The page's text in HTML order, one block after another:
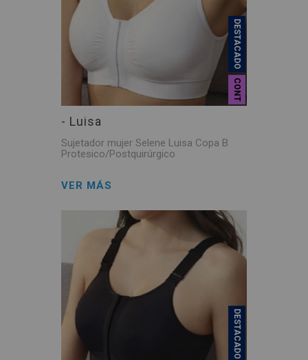
DESTACADO
CONT
- Luisa
Sujetador mujer Selene Luisa Copa B
Protesico/Postquirúrgico
VER MÁS
DESTACADO